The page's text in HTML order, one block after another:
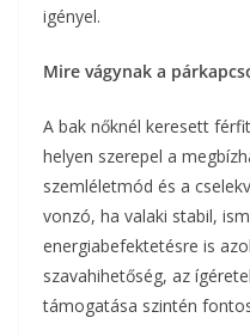
igényel.
Mire vágynak a
A bak nőknél keresett
helyen szerepel a
szemléletmód és a
vonzó, ha valaki stabil,
energiabefektetésre is
szavahihetőség, az
támogatása szintén